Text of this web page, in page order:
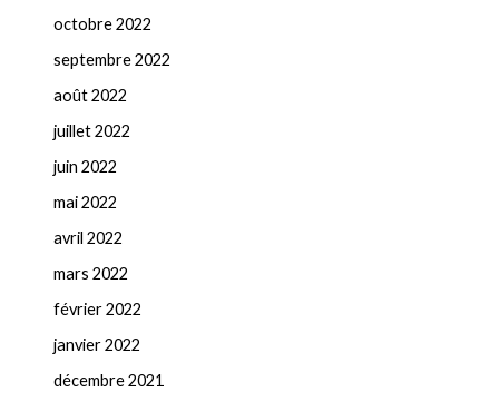
octobre 2022
septembre 2022
août 2022
juillet 2022
juin 2022
mai 2022
avril 2022
mars 2022
février 2022
janvier 2022
décembre 2021